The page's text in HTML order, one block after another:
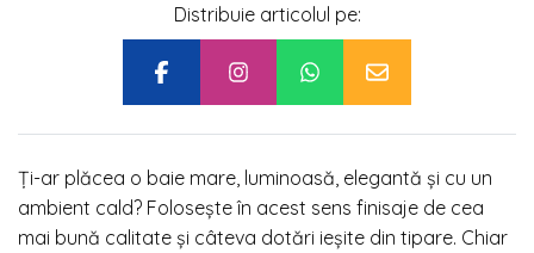
Distribuie articolul pe:
Ți-ar plăcea o baie mare, luminoasă, elegantă și cu un
ambient cald? Folosește în acest sens finisaje de cea
mai bună calitate și câteva dotări ieșite din tipare. Chiar